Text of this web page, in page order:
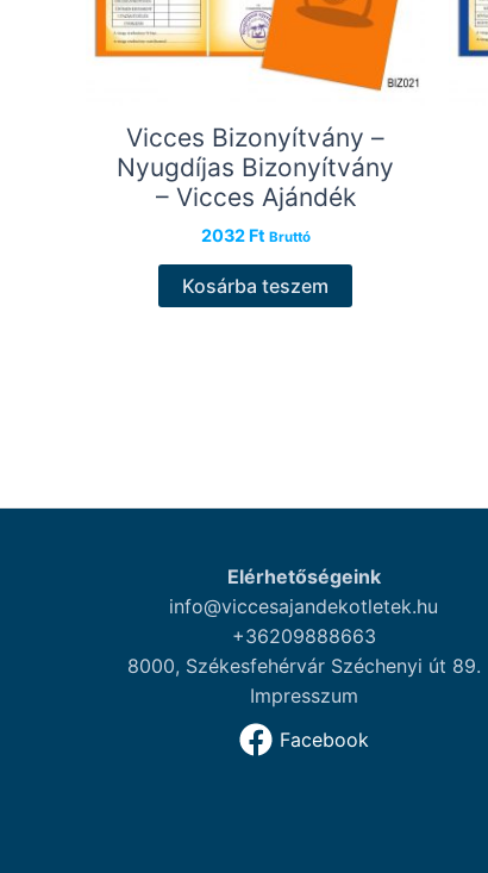
Vicces Bizonyítvány –
Nyugdíjas Bizonyítvány
– Vicces Ajándék
2032 Ft Bruttó
Kosárba teszem
Elérhetőségeink
info@viccesajandekotletek.hu
+36209888663
8000, Székesfehérvár Széchenyi út 89.
Impresszum
Facebook